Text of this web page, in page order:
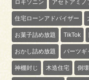
ロキソニン アセトアミノ
住宅ローンアドバイザー
お菓子詰め放題 TikTok
おかし詰め放題 パーツギ
神棚封じ 木造住宅 倒壊